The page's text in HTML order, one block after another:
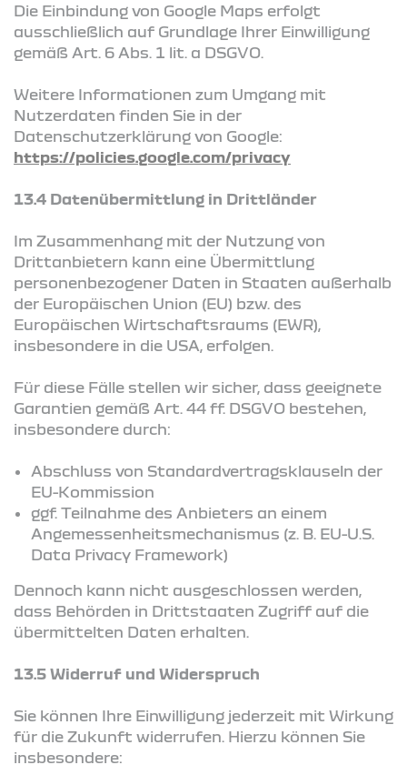
Die Einbindung von Google Maps erfolgt
ausschließlich auf Grundlage Ihrer Einwilligung
gemäß Art. 6 Abs. 1 lit. a DSGVO.
Weitere Informationen zum Umgang mit
Nutzerdaten finden Sie in der
Datenschutzerklärung von Google:
https://policies.google.com/privacy
13.4 Datenübermittlung in Drittländer
Im Zusammenhang mit der Nutzung von
Drittanbietern kann eine Übermittlung
personenbezogener Daten in Staaten außerhalb
der Europäischen Union (EU) bzw. des
Europäischen Wirtschaftsraums (EWR),
insbesondere in die USA, erfolgen.
Für diese Fälle stellen wir sicher, dass geeignete
Garantien gemäß Art. 44 ff. DSGVO bestehen,
insbesondere durch:
Abschluss von Standardvertragsklauseln der
EU-Kommission
ggf. Teilnahme des Anbieters an einem
Angemessenheitsmechanismus (z. B. EU-U.S.
Data Privacy Framework)
Dennoch kann nicht ausgeschlossen werden,
dass Behörden in Drittstaaten Zugriff auf die
übermittelten Daten erhalten.
13.5 Widerruf und Widerspruch
Sie können Ihre Einwilligung jederzeit mit Wirkung
für die Zukunft widerrufen. Hierzu können Sie
insbesondere: